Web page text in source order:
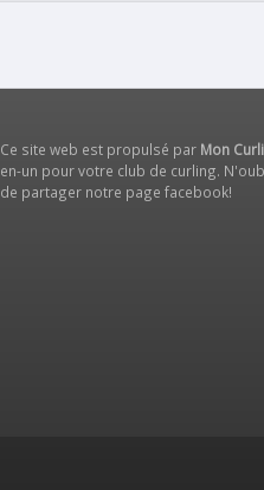
Ce site web est propulsé par Mon
en-un pour votre club de curling.
de partager notre page facebook!